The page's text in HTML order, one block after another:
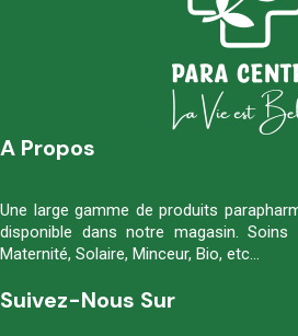
A Propos
Une large gamme de produits
disponible dans notre magasin.
Maternité, Solaire, Minceur, Bio, etc…
Suivez-Nous Sur